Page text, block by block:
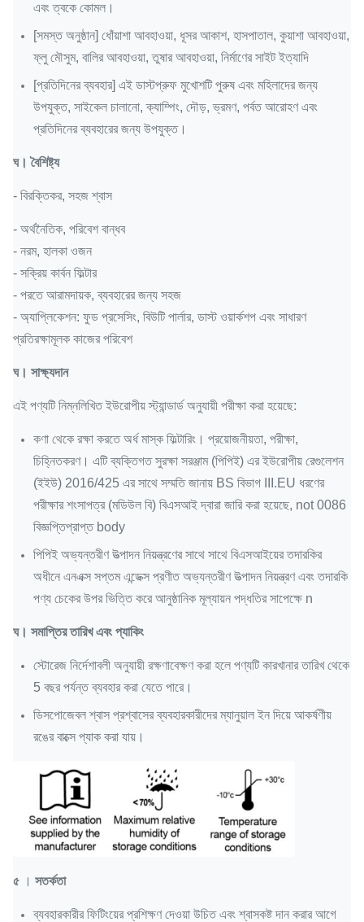
এবং ত্বকে কোমল।
[সমস্ত অনুষ্ঠান] ধোঁয়াশা আবহাওয়া, ধূসর আকাশ, হাসপাতাল, কুয়াশা আবহাওয়া,
ফ্লু মৌসুম, বালির আবহাওয়া, তুষার আবহাওয়া, নির্মাণের সাইট ইত্যাদি
[প্রতিদিনের ব্যবহার] এই ডাস্টপ্রুফ মুখোশটি পুরুষ এবং মহিলাদের জন্য
উপযুক্ত, সাইকেল চালানো, ক্যাম্পিং, দৌড়, ভ্রমণ, পর্বত আরোহণ এবং
প্রতিদিনের ব্যবহারের জন্য উপযুক্ত।
ঘ। বৈশিষ্ট্য
- বিরক্তিকর, সহজ শ্বাস
- অর্থনৈতিক, পরিবেশ বান্ধব
- নরম, হালকা ওজন
- সক্রিয় কার্বন ফিল্টার
- পরতে আরামদায়ক, ব্যবহারের জন্য সহজ
- অ্যাপ্লিকেশন: ফুড প্রসেসিং, বিউটি পার্লার, ডাস্ট ওয়ার্কশপ এবং সাধারণ
প্রতিরক্ষামূলক কাজের পরিবেশ
ঘ। সাক্ষ্যদান
এই পণ্যটি নিম্নলিখিত ইউরোপীয় স্ট্যান্ডার্ড অনুযায়ী পরীক্ষা করা হয়েছে:
কণা থেকে রক্ষা করতে অর্ধ মাস্ক ফিল্টারিং। প্রয়োজনীয়তা, পরীক্ষা,
চিহ্নিতকরণ। এটি ব্যক্তিগত সুরক্ষা সরঞ্জাম (পিপিই) এর ইউরোপীয় রেগুলেশন
(ইইউ) 2016/425 এর সাথে সম্মতি জানায় BS বিভাগ III.EU ধরণের
পরীক্ষার শংসাপত্র (মডিউল বি) বিএসআই দ্বারা জারি করা হয়েছে, not 0086
বিজ্ঞপ্তিপ্রাপ্ত body
পিপিই অভ্যন্তরীণ উত্পাদন নিয়ন্ত্রণের সাথে সাথে বিএসআইয়ের তদারকির
অধীনে এনএক্স সপ্তম এন্ডেক্স প্রণীত অভ্যন্তরীণ উত্পাদন নিয়ন্ত্রণ এবং তদারকি
পণ্য চেকের উপর ভিত্তি করে আনুষ্ঠানিক মূল্যায়ন পদ্ধতির সাপেক্ষে n
ঘ। সমাপ্তির তারিখ এবং প্যাকিং
স্টোরেজ নির্দেশাবলী অনুযায়ী রক্ষণাবেক্ষণ করা হলে পণ্যটি কারখানার তারিখ থেকে
5 বছর পর্যন্ত ব্যবহার করা যেতে পারে।
ডিসপোজেবল শ্বাস প্রশ্বাসের ব্যবহারকারীদের ম্যানুয়াল ইন দিয়ে আকর্ষণীয়
রঙের বাক্সে প্যাক করা যায়।
৫ । সতর্কতা
ব্যবহারকারীর ফিটিংয়ের প্রশিক্ষণ দেওয়া উচিত এবং শ্বাসকষ্ট দান করার আগে